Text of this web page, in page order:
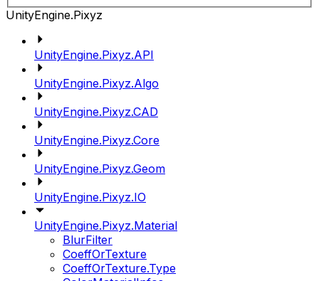
UnityEngine.Pixyz
UnityEngine.Pixyz.API
UnityEngine.Pixyz.Algo
UnityEngine.Pixyz.CAD
UnityEngine.Pixyz.Core
UnityEngine.Pixyz.Geom
UnityEngine.Pixyz.IO
UnityEngine.Pixyz.Material
BlurFilter
CoeffOrTexture
CoeffOrTexture.Type